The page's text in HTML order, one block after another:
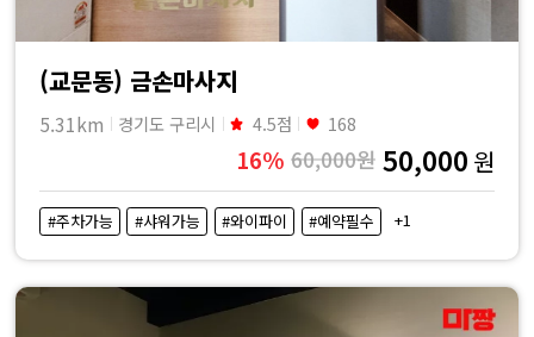
(교문동) 금손마사지
5.31km 경기도 구리시 4.5점 168
16% 60,000원 50,000 원
#주차가능 #샤워가능 #와이파이 #예약필수 +1